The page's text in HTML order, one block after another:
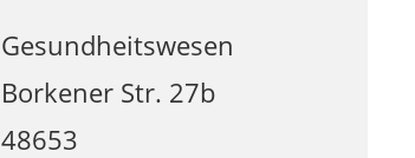
Gesundheitswesen
Borkener Str. 27b
48653